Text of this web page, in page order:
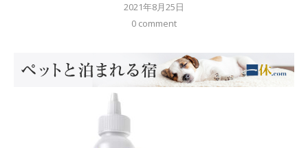
2021年8月25日
0 comment